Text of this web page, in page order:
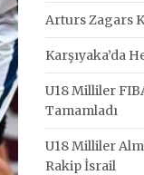
Arturs Zagars
Karşıyaka’da
U18 Milliler
Tamamladı
U18 Milliler
Rakip İsrail